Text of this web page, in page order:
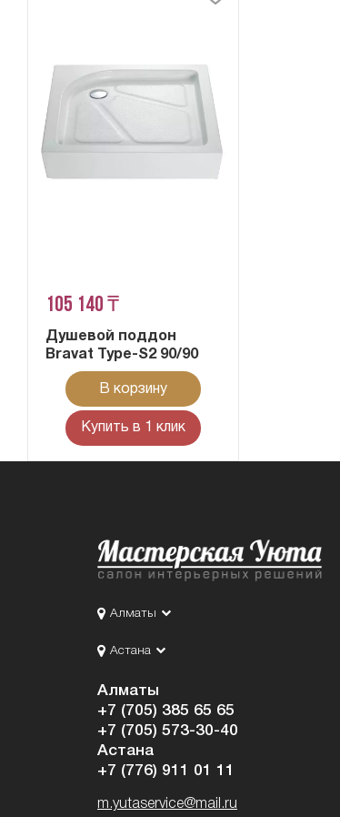
105 140 ₸
Душевой поддон
Bravat Type-S2 90/90
В корзину
Купить в 1 клик
Алматы
Астана
Алматы
+7 (705) 385 65 65
+7 (705) 573-30-40
Астана
+7 (776) 911 01 11
m.yutaservice@mail.ru